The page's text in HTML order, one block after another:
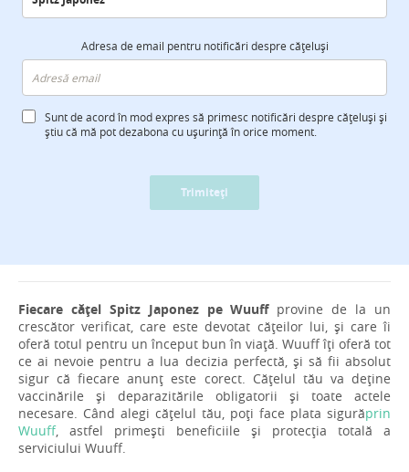
Adresa de email pentru notificări despre cățeluși
Sunt de acord în mod expres să primesc notificări despre cățeluși și
știu că mă pot dezabona cu ușurință în orice moment.
Trimiteți
Fiecare cățel Spitz Japonez pe Wuuffprovine de la un
crescător verificat, care este devotat cățeilor lui, și care îi
oferă totul pentru un început bun în viață. Wuuff îți oferă tot
ce ai nevoie pentru a lua decizia perfectă, și să fii absolut
sigur că fiecare anunț este corect. Cățelul tău va deține
vaccinările și deparazitările obligatorii și toate actele
necesare. Când alegi cățelul tău, poți face plata sigurăprin
Wuuff, astfel primești beneficiile și protecția totală a
serviciului Wuuff.